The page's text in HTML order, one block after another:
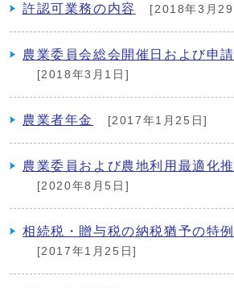
許認可業務の内容 [2018年3月29
農業委員会総会開催日および申
[2018年3月1日]
農業者年金 [2017年1月25日]
農業委員および農地利用最適化
[2020年8月5日]
相続税・贈与税の納税猶予の特
[2017年1月25日]